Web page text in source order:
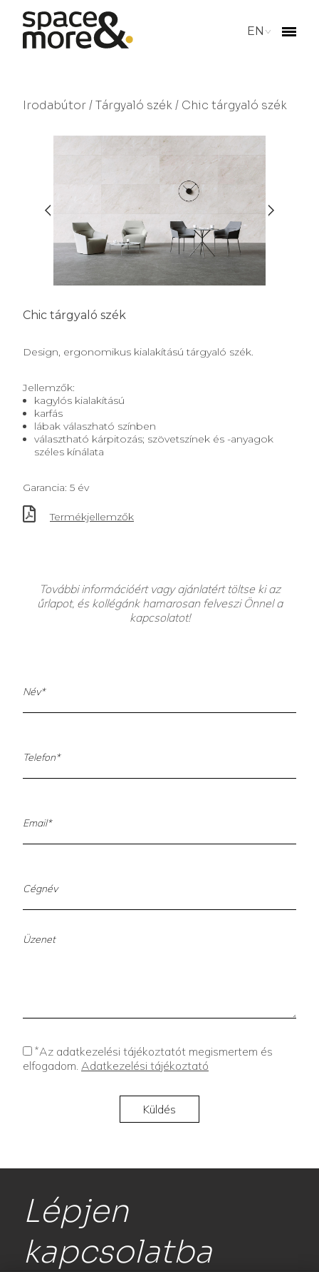
EN
Irodabútor/Tárgyaló szék/ Chic tárgyaló szék
Chic tárgyaló szék
Design, ergonomikus kialakítású tárgyaló szék.
Jellemzők:
kagylós kialakítású
karfás
lábak válaszható színben
választható kárpitozás; szövetszínek és -anyagok
széles kínálata
Garancia: 5 év
Termékjellemzők
További információért vagy ajánlatért töltse ki az
űrlapot, és kollégánk hamarosan felveszi Önnel a
kapcsolatot!
*Az adatkezelési tájékoztatót megismertem és
elfogadom. Adatkezelési tájékoztató
Lépjen
kapcsolatba